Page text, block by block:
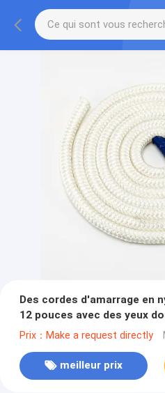
Des cordes d'amarrage en
12 pouces avec des yeux
Prix：Make a request directly
meilleur prix